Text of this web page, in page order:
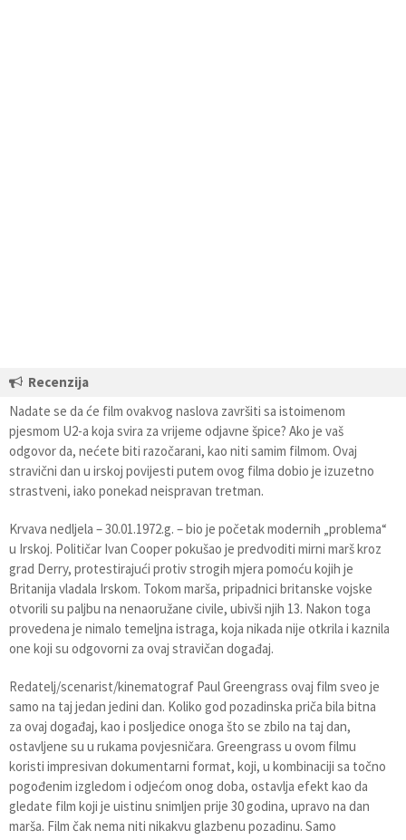
Recenzija
Nadate se da će film ovakvog naslova završiti sa istoimenom
pjesmom U2-a koja svira za vrijeme odjavne špice? Ako je vaš
odgovor da, nećete biti razočarani, kao niti samim filmom. Ovaj
stravični dan u irskoj povijesti putem ovog filma dobio je izuzetno
strastveni, iako ponekad neispravan tretman.
Krvava nedljela – 30.01.1972.g. – bio je početak modernih „problema“
u Irskoj. Političar Ivan Cooper pokušao je predvoditi mirni marš kroz
grad Derry, protestirajući protiv strogih mjera pomoću kojih je
Britanija vladala Irskom. Tokom marša, pripadnici britanske vojske
otvorili su paljbu na nenaoružane civile, ubivši njih 13. Nakon toga
provedena je nimalo temeljna istraga, koja nikada nije otkrila i kaznila
one koji su odgovorni za ovaj stravičan događaj.
Redatelj/scenarist/kinematograf Paul Greengrass ovaj film sveo je
samo na taj jedan jedini dan. Koliko god pozadinska priča bila bitna
za ovaj događaj, kao i posljedice onoga što se zbilo na taj dan,
ostavljene su u rukama povjesničara. Greengrass u ovom filmu
koristi impresivan dokumentarni format, koji, u kombinaciji sa točno
pogođenim izgledom i odjećom onog doba, ostavlja efekt kao da
gledate film koji je uistinu snimljen prije 30 godina, upravo na dan
marša. Film čak nema niti nikakvu glazbenu pozadinu. Samo